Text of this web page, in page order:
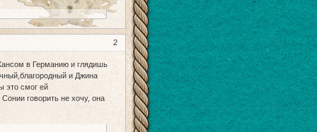
2
в Германию и глядишь
и Джина
это смог ей
говорить не хочу, она